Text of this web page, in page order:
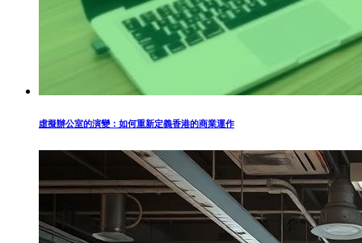
虛擬辦公室的演變：如何重新定義香港的商業運作